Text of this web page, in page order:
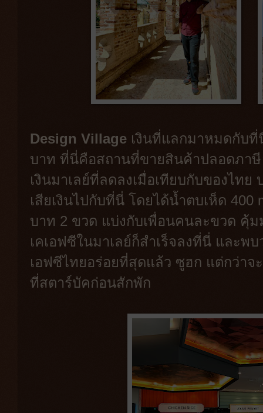
Design Village เงินที่แลกมาหมดกับที่
บาท ที่นี่คือสถานที่ขายสินค้าปลอดภาษี
เงินมาเลย์ที่ลดลงเมื่อเทียบกับของไท
เสียเงินไปกับที่นี่ โดยได้น้ำตบเห็ด
บาท 2 ขวด แบ่งกับเพื่อนคนละขวด คุ้
เคเอฟซีในมาเลย์ก็สำเร็จลงที่นี่ และพ
เอฟซีไทยอร่อยที่สุดแล้ว ซูฮก แต่กว่า
ที่สตาร์บัคก่อนสักพัก